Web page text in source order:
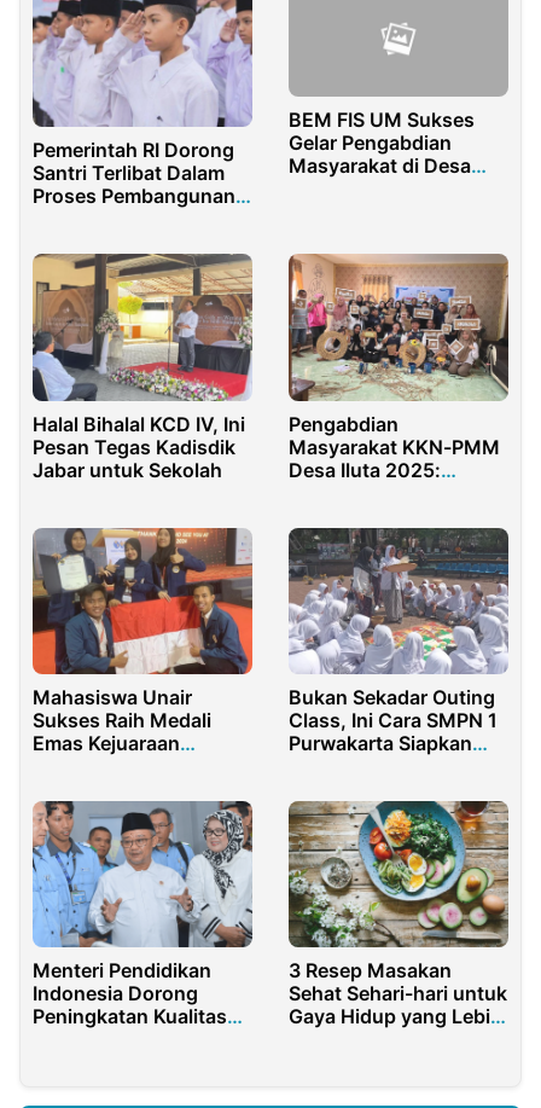
Pemerintah RI Dorong
Santri Terlibat Dalam
Proses Pembangunan
BEM FIS UM Sukses
Gelar Pengabdian
Masyarakat di Desa
Halal Bihalal KCD IV, Ini
Pesan Tegas Kadisdik
Jabar untuk Sekolah
Pengabdian
Masyarakat KKN-PMM
Desa Iluta 2025:
Gondok
Mahasiswa Unair
Sukses Raih Medali
Emas Kejuaraan
Bukan Sekadar Outing
Class, Ini Cara SMPN 1
Purwakarta Siapkan
Menteri Pendidikan
Indonesia Dorong
Peningkatan Kualitas
3 Resep Masakan
Sehat Sehari-hari untuk
Gaya Hidup yang Lebih